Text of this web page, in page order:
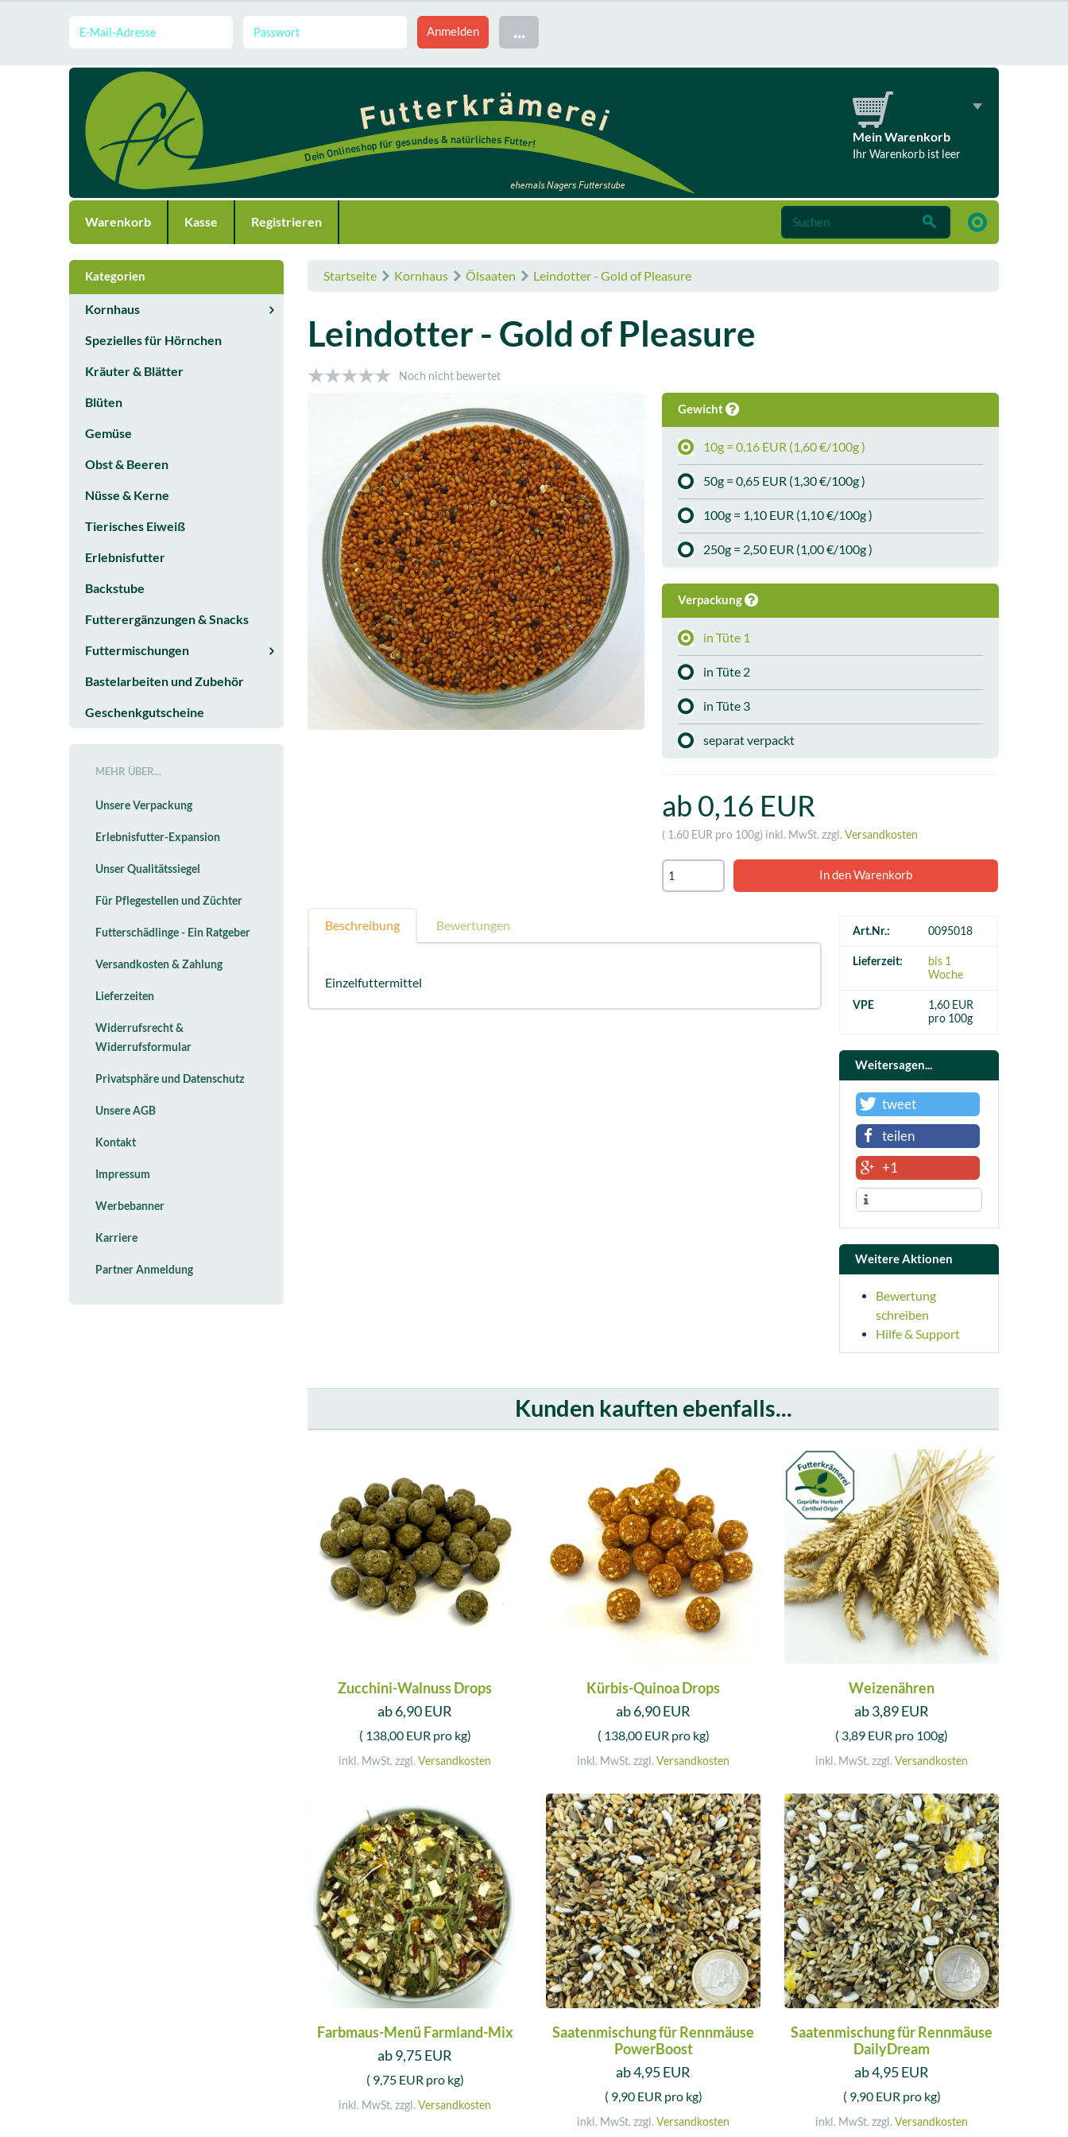
...
Mein Warenkorb
Ihr Warenkorb ist leer
Warenkorb Kasse Registrieren
Startseite Kornhaus Ölsaaten Leindotter - Gold of Pleasure
Leindotter - Gold of Pleasure
Noch nicht bewertet
Gewicht
10g = 0,16 EUR (1,60 €/100g )
50g = 0,65 EUR (1,30 €/100g )
100g = 1,10 EUR (1,10 €/100g )
250g = 2,50 EUR (1,00 €/100g )
Verpackung
in Tüte 1
in Tüte 2
in Tüte 3
separat verpackt
ab 0,16 EUR
( 1,60 EUR pro 100g) inkl. MwSt. zzgl.Versandkosten
Beschreibung Bewertungen
Einzelfuttermittel
Art.Nr.: 0095018
Lieferzeit:
bis 1
Woche
VPE
1,60 EUR
pro 100g
Weitersagen...
tweet
teilen
+1
Weitere Aktionen
Bewertung
schreiben
Hilfe & Support
Kunden kauften ebenfalls...
Zucchini-Walnuss Drops
ab 6,90 EUR
( 138,00 EUR pro kg)
inkl. MwSt. zzgl. Versandkosten
Kürbis-Quinoa Drops
ab 6,90 EUR
( 138,00 EUR pro kg)
inkl. MwSt. zzgl. Versandkosten
Weizenähren
ab 3,89 EUR
( 3,89 EUR pro 100g)
inkl. MwSt. zzgl. Versandkosten
Farbmaus-Menü Farmland-Mix
ab 9,75 EUR
( 9,75 EUR pro kg)
inkl. MwSt. zzgl. Versandkosten
Saatenmischung für Rennmäuse
PowerBoost
ab 4,95 EUR
( 9,90 EUR pro kg)
inkl. MwSt. zzgl. Versandkosten
Saatenmischung für Rennmäuse
DailyDream
ab 4,95 EUR
( 9,90 EUR pro kg)
inkl. MwSt. zzgl. Versandkosten
Kategorien
Kornhaus
Spezielles für Hörnchen
Kräuter & Blätter
Blüten
Gemüse
Obst & Beeren
Nüsse & Kerne
Tierisches Eiweiß
Erlebnisfutter
Backstube
Futterergänzungen & Snacks
Futtermischungen
Bastelarbeiten und Zubehör
Geschenkgutscheine
MEHR ÜBER...
Unsere Verpackung
Erlebnisfutter-Expansion
Unser Qualitätssiegel
Für Pflegestellen und Züchter
Futterschädlinge - Ein Ratgeber
Versandkosten & Zahlung
Lieferzeiten
Widerrufsrecht &
Widerrufsformular
Privatsphäre und Datenschutz
Unsere AGB
Kontakt
Impressum
Werbebanner
Karriere
Partner Anmeldung